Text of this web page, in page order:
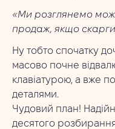
«Ми розглянемо
продаж, якщо
Ну тобто спочатку
масово почне
клавіатурою, а вже
деталями.
Чудовий план!
десятого